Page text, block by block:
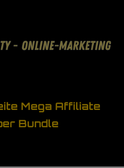
Mega Affiliate
Bundle